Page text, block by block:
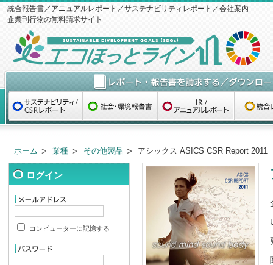
統合報告書／アニュアルレポート／サステナビリティレポート／会社案内
企業刊行物の無料請求サイト
ホーム 業種 その他製品 アシックス ASICS CSR Report 2011
ログイン
コンピューターに記憶する